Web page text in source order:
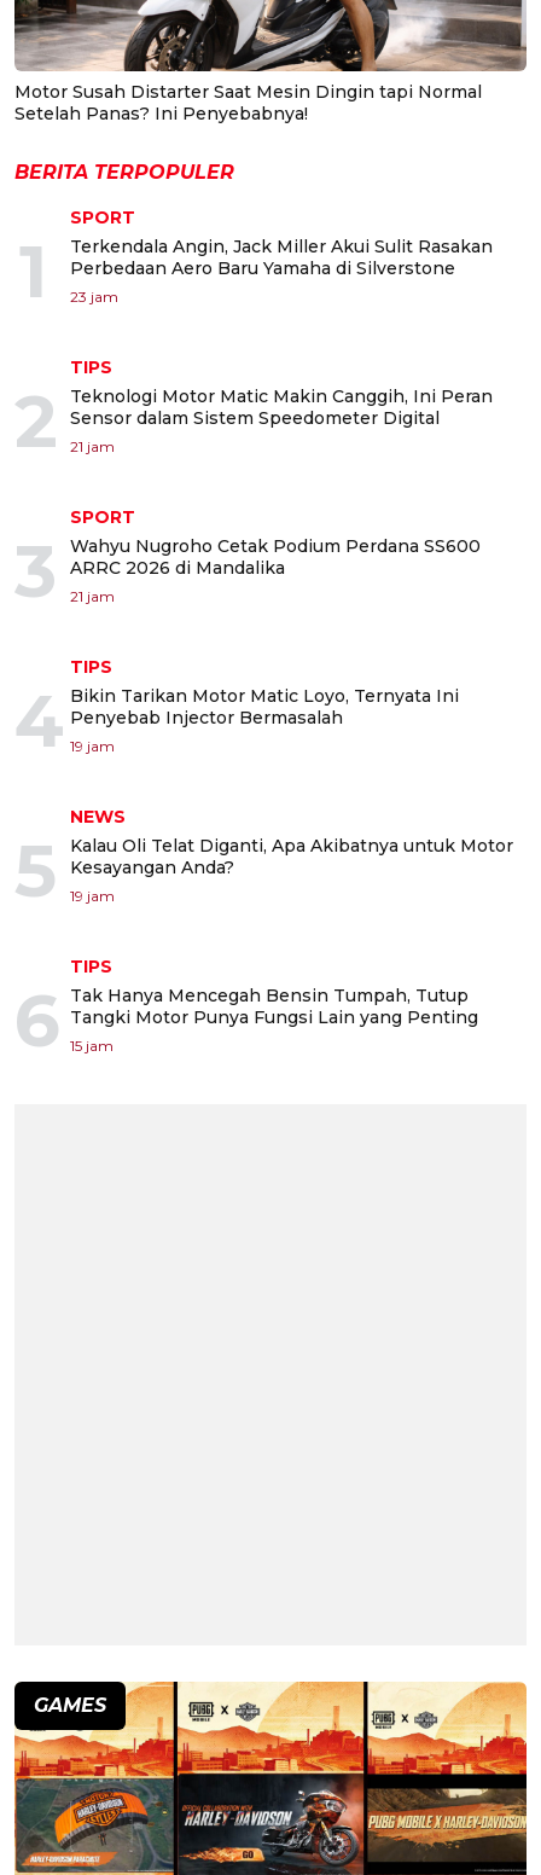
Motor Susah Distarter Saat Mesin Dingin tapi Normal
Setelah Panas? Ini Penyebabnya!
BERITA TERPOPULER
1
SPORT
Terkendala Angin, Jack Miller Akui Sulit Rasakan
Perbedaan Aero Baru Yamaha di Silverstone
23 jam
2
TIPS
Teknologi Motor Matic Makin Canggih, Ini Peran
Sensor dalam Sistem Speedometer Digital
21 jam
3
SPORT
Wahyu Nugroho Cetak Podium Perdana SS600
ARRC 2026 di Mandalika
21 jam
4
TIPS
Bikin Tarikan Motor Matic Loyo, Ternyata Ini
Penyebab Injector Bermasalah
19 jam
5
NEWS
Kalau Oli Telat Diganti, Apa Akibatnya untuk Motor
Kesayangan Anda?
19 jam
6
TIPS
Tak Hanya Mencegah Bensin Tumpah, Tutup
Tangki Motor Punya Fungsi Lain yang Penting
15 jam
GAMES